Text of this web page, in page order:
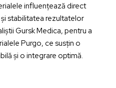
influențează direct
stabilitatea rezultatelor
Gursk Medica, pentru a
Purgo, ce susțin o
și o integrare optimă.